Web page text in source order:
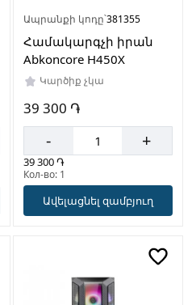
Ապրանքի կոդը՝381355
Համակարգչի իրան
Abkoncore H450X
Կարծիք չկա
39 300 ֏
- +
39 300 ֏
Кол-во: 1
Ավելացնել զամբյուղ